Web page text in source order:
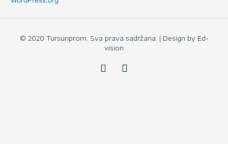
© 2020 Tursunprom. Sva prava sadržana. | Design by Ed-
vision